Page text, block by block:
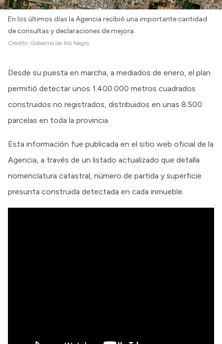
En los últimos días la Agencia recibió una importante cantidad
de consultas y declaraciones de mejora.
Crédito: Gobierno de Río Negro
Desde su puesta en marcha, a mediados de enero, el plan
permitió detectar unos 1.400.000 metros cuadrados
construidos no registrados, distribuidos en unas 8.500
parcelas en toda la provincia.
Esta información fue publicada en el sitio web oficial de la
Agencia, a través de un listado actualizado que detalla
nomenclatura catastral, número de partida y superficie
presunta construida detectada en cada inmueble.